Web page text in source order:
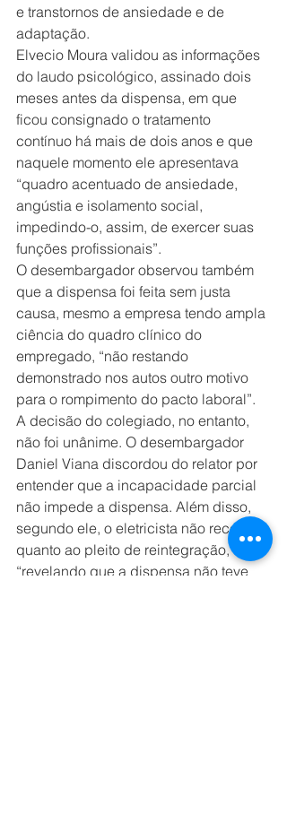
e transtornos de ansiedade e de
adaptação.
Elvecio Moura validou as informações
do laudo psicológico, assinado dois
meses antes da dispensa, em que
ficou consignado o tratamento
contínuo há mais de dois anos e que
naquele momento ele apresentava
“quadro acentuado de ansiedade,
angústia e isolamento social,
impedindo-o, assim, de exercer suas
funções profissionais”.
O desembargador observou também
que a dispensa foi feita sem justa
causa, mesmo a empresa tendo ampla
ciência do quadro clínico do
empregado, “não restando
demonstrado nos autos outro motivo
para o rompimento do pacto laboral”.
A decisão do colegiado, no entanto,
não foi unânime. O desembargador
Daniel Viana discordou do relator por
entender que a incapacidade parcial
não impede a dispensa. Além disso,
segundo ele, o eletricista não recorreu
quanto ao pleito de reintegração,
“revelando que a dispensa não teve